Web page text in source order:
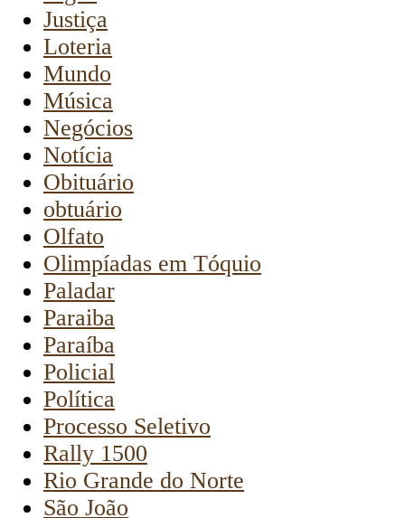
Justiça
Loteria
Mundo
Música
Negócios
Notícia
Obituário
obtuário
Olfato
Olimpíadas em Tóquio
Paladar
Paraiba
Paraíba
Policial
Política
Processo Seletivo
Rally 1500
Rio Grande do Norte
São João